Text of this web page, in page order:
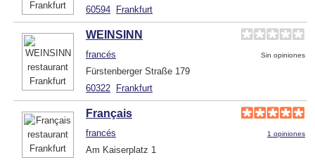
60594 Frankfurt
WEINSINN
francés Sin opiniones
Fürstenberger Straße 179
60322 Frankfurt
Français
francés 1 opiniones
Am Kaiserplatz 1